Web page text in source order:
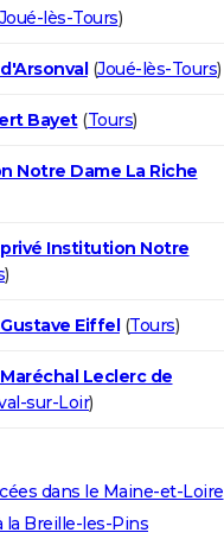
lès-Tours)
(Joué-lès-Tours)
Bayet(Tours)
Notre Dame La Riche
Institution Notre
)
Eiffel(Tours)
Leclerc de
sur-Loir)
dans le Maine-et-Loire
la Breille-les-Pins